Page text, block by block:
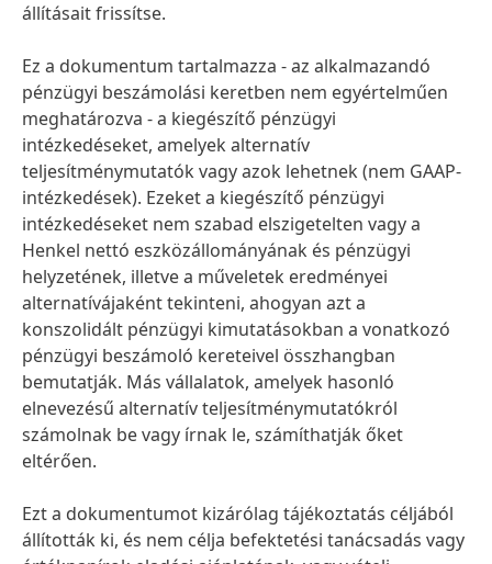
állításait frissítse.
Ez a dokumentum tartalmazza - az alkalmazandó
pénzügyi beszámolási keretben nem egyértelműen
meghatározva - a kiegészítő pénzügyi
intézkedéseket, amelyek alternatív
teljesítménymutatók vagy azok lehetnek (nem GAAP-
intézkedések). Ezeket a kiegészítő pénzügyi
intézkedéseket nem szabad elszigetelten vagy a
Henkel nettó eszközállományának és pénzügyi
helyzetének, illetve a műveletek eredményei
alternatívájaként tekinteni, ahogyan azt a
konszolidált pénzügyi kimutatásokban a vonatkozó
pénzügyi beszámoló kereteivel összhangban
bemutatják. Más vállalatok, amelyek hasonló
elnevezésű alternatív teljesítménymutatókról
számolnak be vagy írnak le, számíthatják őket
eltérően.
Ezt a dokumentumot kizárólag tájékoztatás céljából
állították ki, és nem célja befektetési tanácsadás vagy